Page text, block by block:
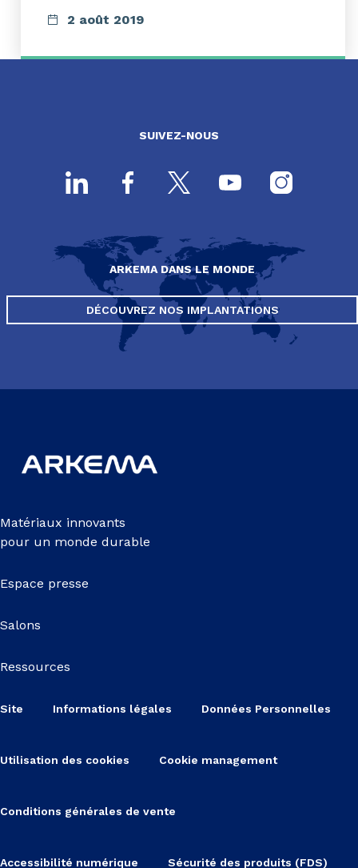
2 août 2019
SUIVEZ-NOUS
ARKEMA DANS LE MONDE
DÉCOUVREZ NOS IMPLANTATIONS
Matériaux innovants
pour un monde durable
Espace presse
Salons
Ressources
Site Informations légales Données Personnelles
Utilisation des cookies Cookie management
Conditions générales de vente
Accessibilité numérique Sécurité des produits (FDS)